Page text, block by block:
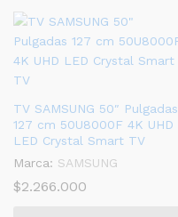
TV SAMSUNG 50″ Pulgadas
127 cm 50U8000F 4K UHD
LED Crystal Smart TV
Marca: SAMSUNG
$2.266.000